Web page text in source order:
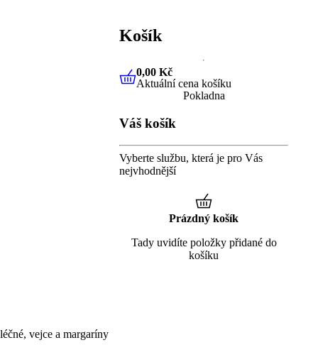
vejce a margaríny
Košík
0,00 KčAktuální cena košíku
0,00 Kč
Aktuální cena košíku
Pokladna
Váš košík
Vyberte službu, která je pro Vás
nejvhodnější
Prázdný košík
Tady uvidíte položky přidané do
košíku